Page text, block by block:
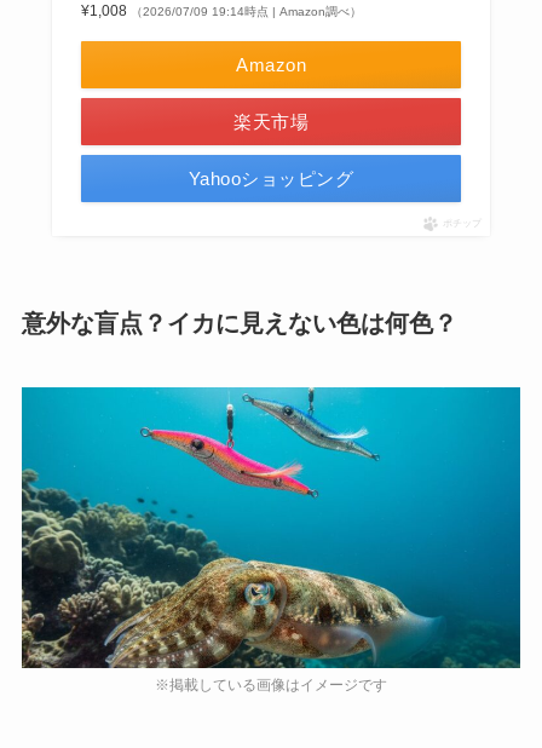
¥1,008 （2026/07/09 19:14時点 | Amazon調べ）
Amazon
楽天市場
Yahooショッピング
ポチップ
意外な盲点？イカに見えない色は何色？